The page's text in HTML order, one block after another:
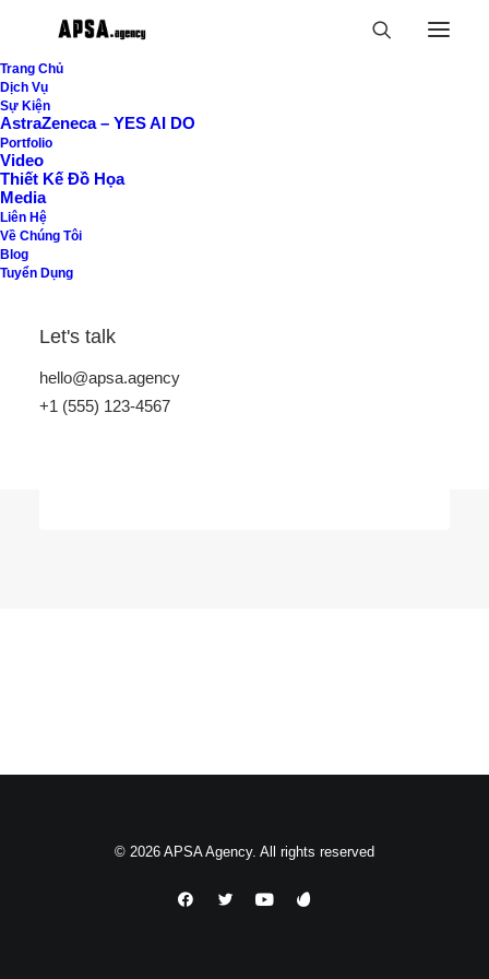
Trang Chủ
Dịch Vụ
Sự Kiện
AstraZeneca – YES AI DO
Portfolio
Video
Thiết Kế Đồ Họa
Media
Liên Hệ
Về Chúng Tôi
Blog
Tuyển Dụng
Let's talk
hello@apsa.agency
+1 (555) 123-4567
© 2026 APSA Agency. All rights reserved